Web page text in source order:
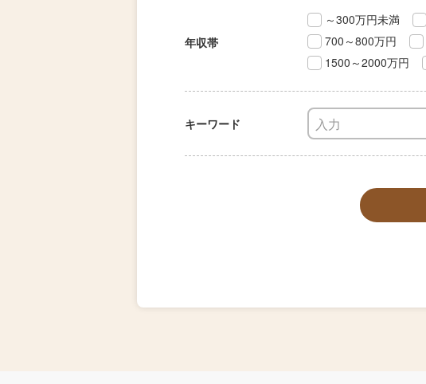
年収帯
～300万円未満
700～800万円
1500～2000万円
キーワード